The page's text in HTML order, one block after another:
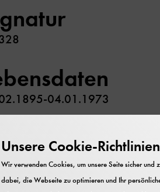
04.01.1973
Funktion
Professor für
Unsere Cookie-Richtlinien
Wir verwenden Cookies, um unsere Seite sicher
dabei, die Webseite zu optimieren und Ihr